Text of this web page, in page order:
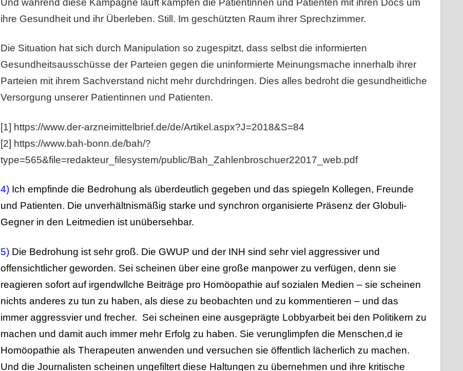
ihre Gesundheit und ihr Überleben. Still. Im geschützten Raum ihrer Sprechzimmer.
Die Situation hat sich durch Manipulation so zugespitzt, dass selbst die informierten
Gesundheitsausschüsse der Parteien gegen die uninformierte Meinungsmache innerhalb ihrer
Parteien mit ihrem Sachverstand nicht mehr durchdringen. Dies alles bedroht die gesundheitliche
Versorgung unserer Patientinnen und Patienten.
[1] https://www.der-arzneimittelbrief.de/de/Artikel.aspx?J=2018&S=84
[2] https://www.bah-bonn.de/bah/?
type=565&file=redakteur_filesystem/public/Bah_Zahlenbroschuer22017_web.pdf
4)Ich empfinde die Bedrohung als überdeutlich gegeben und das spiegeln Kollegen, Freunde
und Patienten. Die unverhältnismäßig starke und synchron organisierte Präsenz der Globuli-
Gegner in den Leitmedien ist unübersehbar.
5)Die Bedrohung ist sehr groß. Die GWUP und der INH sind sehr viel aggressiver und
offensichtlicher geworden. Sei scheinen über eine große manpower zu verfügen, denn sie
reagieren sofort auf irgendwllche Beiträge pro Homöopathie auf sozialen Medien – sie scheinen
nichts anderes zu tun zu haben, als diese zu beobachten und zu kommentieren – und das
immer aggressvier und frecher. Sei scheinen eine ausgeprägte Lobbyarbeit bei den Politikern zu
machen und damit auch immer mehr Erfolg zu haben. Sie verunglimpfen die Menschen,d ie
Homöopathie als Therapeuten anwenden und versuchen sie öffentlich lächerlich zu machen.
Und die Journalisten scheinen ungefiltert diese Haltungen zu übernehmen und ihre kritische